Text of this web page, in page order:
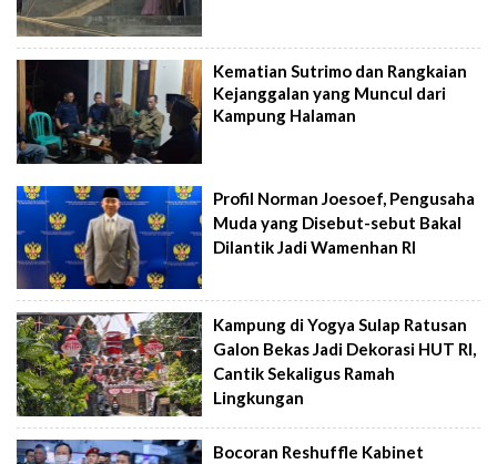
Kematian Sutrimo dan Rangkaian
Kejanggalan yang Muncul dari
Kampung Halaman
Profil Norman Joesoef, Pengusaha
Muda yang Disebut-sebut Bakal
Dilantik Jadi Wamenhan RI
Kampung di Yogya Sulap Ratusan
Galon Bekas Jadi Dekorasi HUT RI,
Cantik Sekaligus Ramah
Lingkungan
Bocoran Reshuffle Kabinet